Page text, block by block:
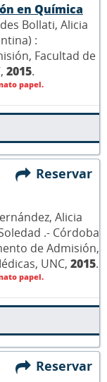
en Química
Bollati, Alicia
:
Facultad de
2015.
papel.
Reservar
Alicia
.- Córdoba
de Admisión,
UNC, 2015.
papel.
Reservar